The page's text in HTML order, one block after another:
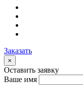
Заказать
×
Оставить заявку
Ваше имя